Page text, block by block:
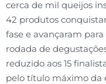
cerca de mil queijos
42 produtos
fase e avançaram
rodada de
reduzido aos 15
pelo título máximo da